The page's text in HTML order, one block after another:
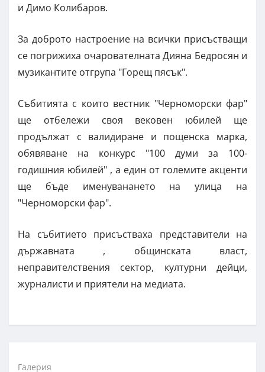
и Димо Колибаров.
За доброто настроение на всички присъстващи
се погрижиха очарователната Дияна Бедросян и
музикантите отгрупа "Горещ пясък".
Събитията с които вестник "Черноморски фар"
ще отбележи своя вековен юбилей ще
продължат с валидиране и пощенска марка,
обявяване на конкурс "100 думи за 100-
годишния юбилей" , а един от големите акценти
ще бъде именуванането на улица на
"Черноморски фар".
На събитието присъстваха представители на
държавната , общинската власт,
неправителствения сектор, културни дейци,
журналисти и приятели на медиата.
Галерия